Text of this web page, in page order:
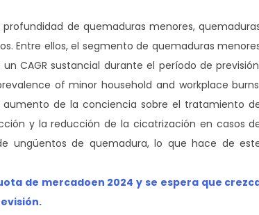
de quemaduras menores,
Entre ellos, el segmento de quemaduras
CAGR sustancial durante el período de
of minor household and workplace
de la conciencia sobre el tratamiento
y la reducción de la cicatrización en casos
ungüentos de quemadura, lo que hace de
de mercadoen 2024 y se espera que